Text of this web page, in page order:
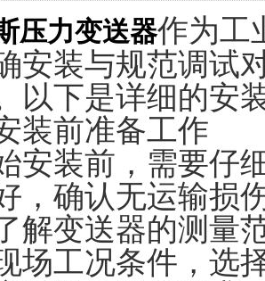
压力变送器作为工
安装与规范调试
以下是详细的安
前准备工作
装前，需要仔
，确认无运输损
解变送器的测量
场工况条件，选